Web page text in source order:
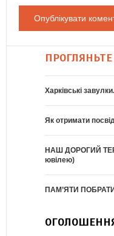
Харківські
Як отримати
НАШ ДОРОГИЙ
ювілею)
ПАМ’ЯТИ